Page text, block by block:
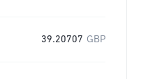
39.20707 GBP